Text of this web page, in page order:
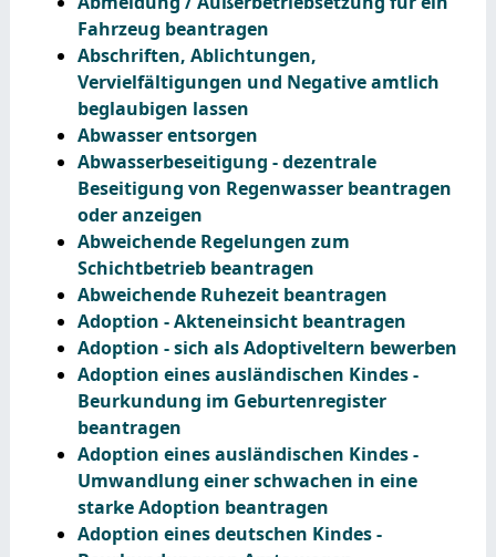
Fahrzeug beantragen
Abschriften, Ablichtungen,
Vervielfältigungen und Negative amtlich
beglaubigen lassen
Abwasser entsorgen
Abwasserbeseitigung - dezentrale
Beseitigung von Regenwasser beantragen
oder anzeigen
Abweichende Regelungen zum
Schichtbetrieb beantragen
Abweichende Ruhezeit beantragen
Adoption - Akteneinsicht beantragen
Adoption - sich als Adoptiveltern bewerben
Adoption eines ausländischen Kindes -
Beurkundung im Geburtenregister
beantragen
Adoption eines ausländischen Kindes -
Umwandlung einer schwachen in eine
starke Adoption beantragen
Adoption eines deutschen Kindes -